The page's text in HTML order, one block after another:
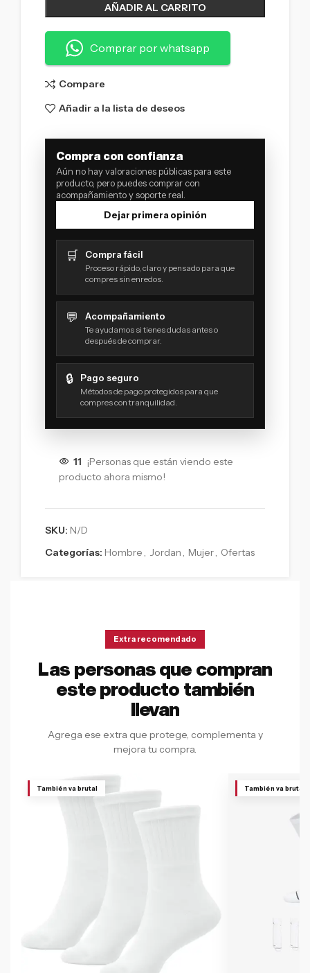
AÑADIR AL CARRITO
Comprar por whatsapp
Compare
Añadir a la lista de deseos
Compra con confianza
Aún no hay valoraciones públicas para este
producto, pero puedes comprar con
acompañamiento y soporte real.
Dejar primera opinión
🛒 Compra fácil
Proceso rápido, claro y pensado para que
compres sin enredos.
💬 Acompañamiento
Te ayudamos si tienes dudas antes o
después de comprar.
🔒 Pago seguro
Métodos de pago protegidos para que
compres con tranquilidad.
11 ¡Personas que están viendo este
producto ahora mismo!
SKU: N/D
Categorías: Hombre , Jordan , Mujer, Ofertas
Extra recomendado
Las personas que compran
este producto también
llevan
Agrega ese extra que protege, complementa y
mejora tu compra.
También va brutal También va brutal